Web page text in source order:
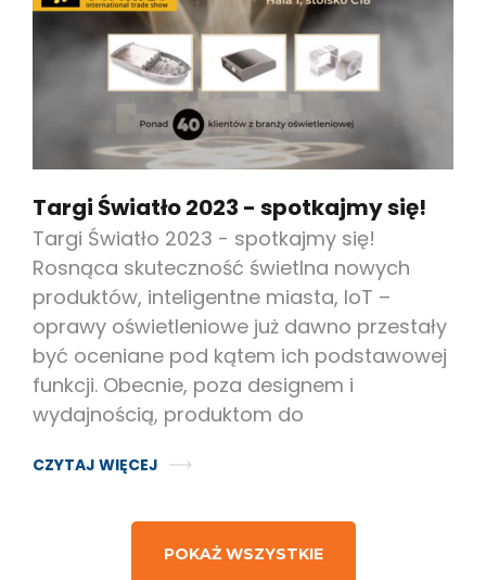
Targi Światło 2023 - spotkajmy się!
Targi Światło 2023 - spotkajmy się!
Rosnąca skuteczność świetlna nowych
produktów, inteligentne miasta, IoT –
oprawy oświetleniowe już dawno przestały
być oceniane pod kątem ich podstawowej
funkcji. Obecnie, poza designem i
wydajnością, produktom do
CZYTAJ WIĘCEJ
POKAŻ WSZYSTKIE